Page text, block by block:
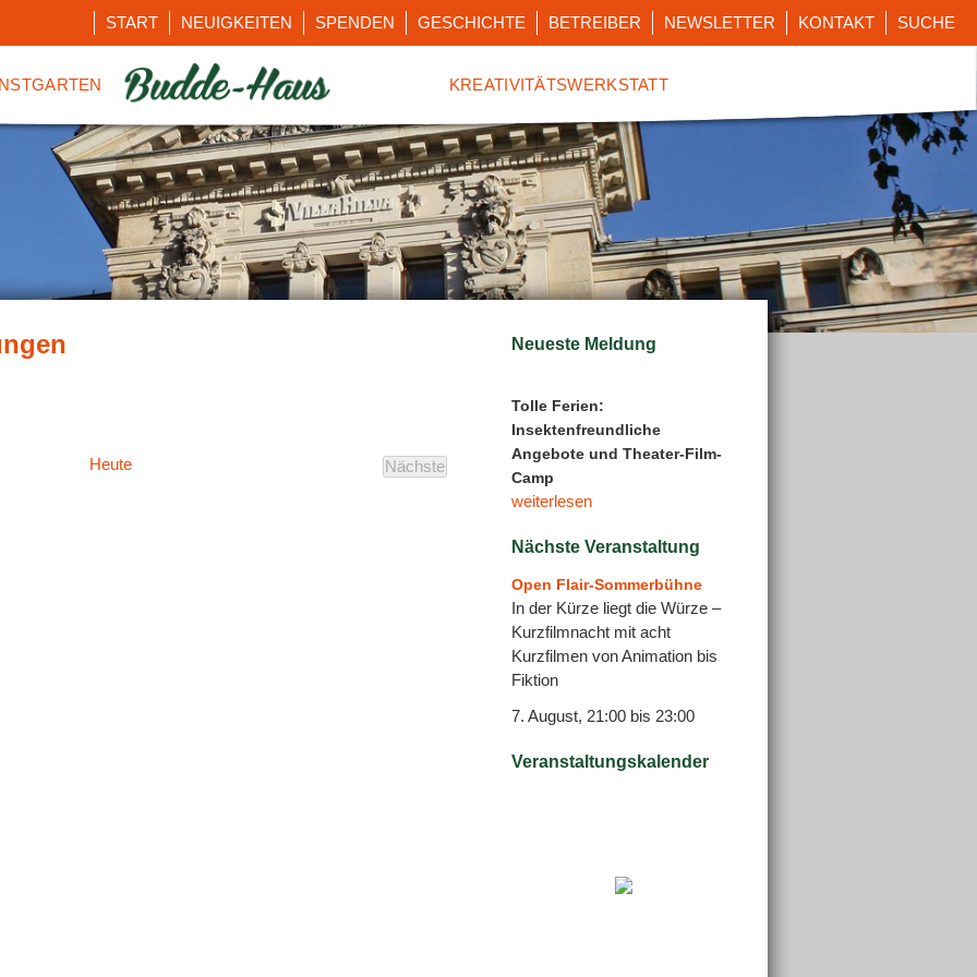
START NEUIGKEITEN SPENDEN GESCHICHTE BETREIBER NEWSLETTER KONTAKT SUCHE
KREATIVITÄTSWERKSTATT
Heute
Nächste
Veranstaltungen
Neueste Meldung
Tolle Ferien:
Insektenfreundliche
Angebote und Theater-Film-
Camp
weiterlesen
Nächste Veranstaltung
Open Flair-Sommerbühne
In der Kürze liegt die Würze –
Kurzfilmnacht mit acht
Kurzfilmen von Animation bis
Fiktion
7. August, 21:00 bis 23:00
Veranstaltungskalender